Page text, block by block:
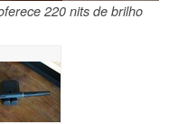
220 nits de brilho